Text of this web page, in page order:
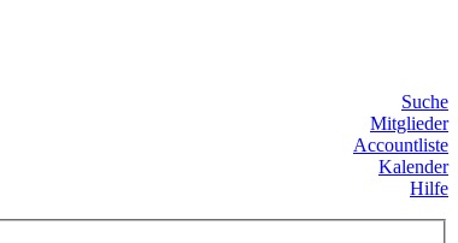
Suche
Mitglieder
Accountliste
Kalender
Hilfe